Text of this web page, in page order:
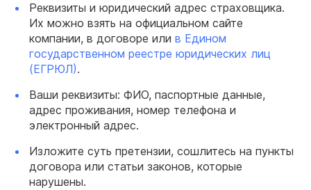
Реквизиты и юридический адрес страховщика.
Их можно взять на официальном сайте
компании, в договоре или в Едином
государственном реестре юридических лиц
(ЕГРЮЛ).
Ваши реквизиты: ФИО, паспортные данные,
адрес проживания, номер телефона и
электронный адрес.
Изложите суть претензии, сошлитесь на пункты
договора или статьи законов, которые
нарушены.